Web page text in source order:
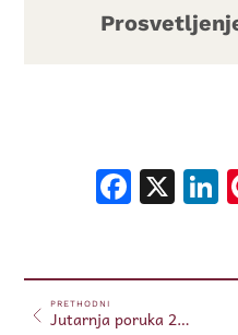
X
PRETHODNI
Jutarnja poruka 23.01.2025.